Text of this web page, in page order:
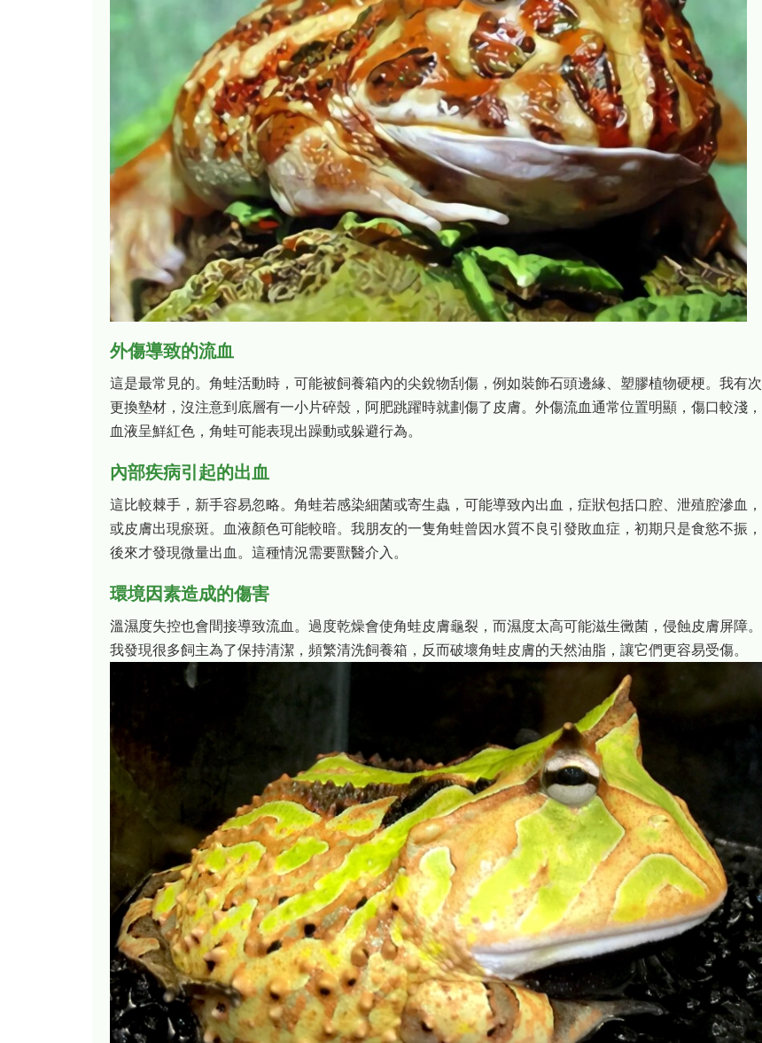
外傷導致的流血
這是最常見的。角蛙活動時，可能被飼養箱內的尖銳物刮傷，例如裝飾石頭邊緣、塑膠植物硬梗。我有次
更換墊材，沒注意到底層有一小片碎殼，阿肥跳躍時就劃傷了皮膚。外傷流血通常位置明顯，傷口較淺，
血液呈鮮紅色，角蛙可能表現出躁動或躲避行為。
內部疾病引起的出血
這比較棘手，新手容易忽略。角蛙若感染細菌或寄生蟲，可能導致內出血，症狀包括口腔、泄殖腔滲血，
或皮膚出現瘀斑。血液顏色可能較暗。我朋友的一隻角蛙曾因水質不良引發敗血症，初期只是食慾不振，
後來才發現微量出血。這種情況需要獸醫介入。
環境因素造成的傷害
溫濕度失控也會間接導致流血。過度乾燥會使角蛙皮膚龜裂，而濕度太高可能滋生黴菌，侵蝕皮膚屏障。
我發現很多飼主為了保持清潔，頻繁清洗飼養箱，反而破壞角蛙皮膚的天然油脂，讓它們更容易受傷。